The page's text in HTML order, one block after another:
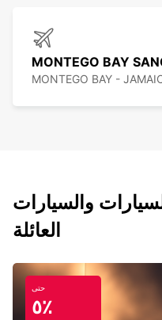
MONTEGO BAY
MONTEGO BAY -
والسيارات
العائلة
حتى
٥٪